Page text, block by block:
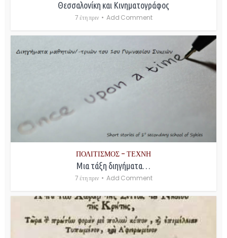
Θεσσαλονίκη και Κινηματογράφος
7 έτη πριν Add Comment
ΠΟΛΙΤΙΣΜΟΣ - ΤΕΧΝΗ
Μια τάξη διηγήματα…
7 έτη πριν Add Comment